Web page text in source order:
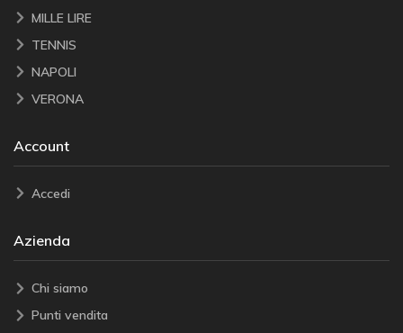
MILLE LIRE
TENNIS
NAPOLI
VERONA
Account
Accedi
Azienda
Chi siamo
Punti vendita